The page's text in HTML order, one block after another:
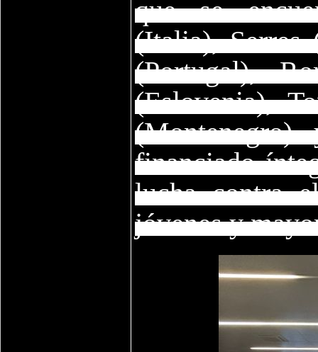
que se
(Italia), Serres
(Portugal),
(Eslovenia),
financiado
lucha contra
jóvenes y